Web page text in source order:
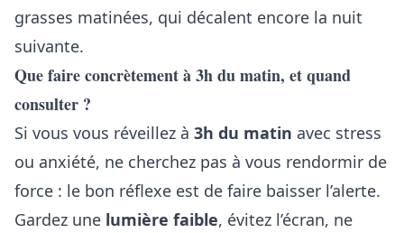
grasses matinées, qui décalent encore la nuit
suivante.
Que faire concrètement à 3h du matin, et quand
consulter ?
Si vous vous réveillez à 3h du matin avec stress
ou anxiété, ne cherchez pas à vous rendormir de
force : le bon réflexe est de faire baisser l’alerte.
Gardez une lumière faible, évitez l’écran, ne